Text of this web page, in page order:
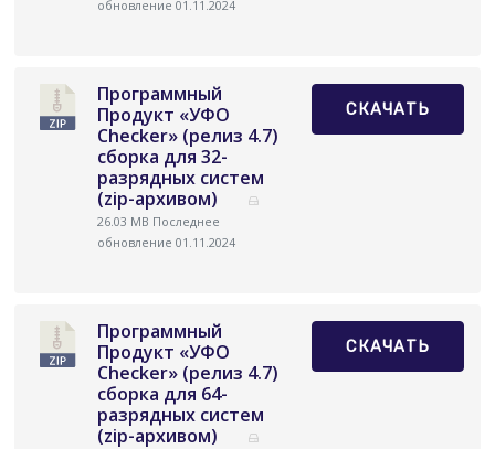
обновление 01.11.2024
Программный
Продукт «УФО
Checker» (релиз 4.7)
сборка для 32-
разрядных систем
(zip-архивом)
26.03 MB Последнее
обновление 01.11.2024
СКАЧАТЬ
Программный
Продукт «УФО
Checker» (релиз 4.7)
сборка для 64-
разрядных систем
(zip-архивом)
СКАЧАТЬ